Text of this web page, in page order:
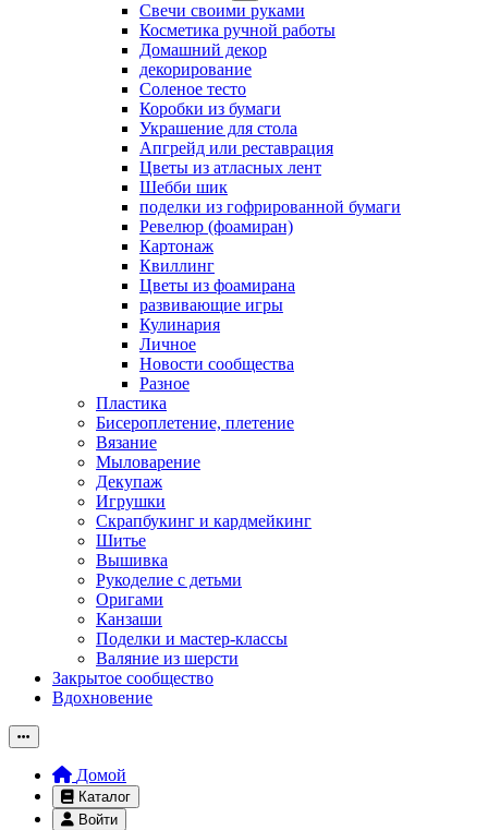
Свечи своими руками
Косметика ручной работы
Домашний декор
декорирование
Соленое тесто
Коробки из бумаги
Украшение для стола
Апгрейд или реставрация
Цветы из атласных лент
Шебби шик
поделки из гофрированной бумаги
Ревелюр (фоамиран)
Картонаж
Квиллинг
Цветы из фоамирана
развивающие игры
Кулинария
Личное
Новости сообщества
Разное
Пластика
Бисероплетение, плетение
Вязание
Мыловарение
Декупаж
Игрушки
Скрапбукинг и кардмейкинг
Шитье
Вышивка
Рукоделие с детьми
Оригами
Канзаши
Поделки и мастер-классы
Валяние из шерсти
Закрытое сообщество
Вдохновение
Домой
Каталог
Войти